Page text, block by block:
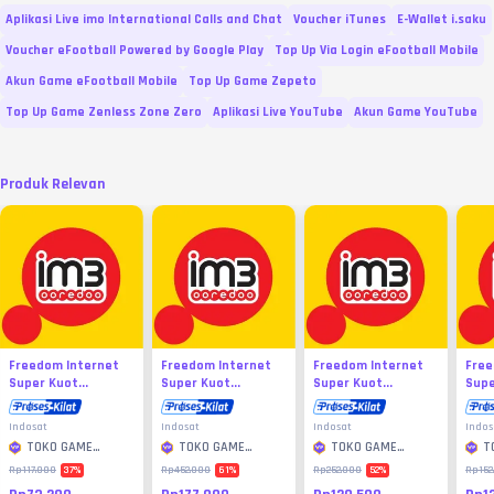
Aplikasi Live imo International Calls and Chat Voucher iTunes
E-Wallet i.saku
Voucher eFootball Powered by Google Play
Top Up Via Login eFootball Mobile
Akun Game eFootball Mobile
Top Up Game Zepeto
Top Up Game Zenless Zone Zero
Aplikasi Live YouTube Akun Game YouTube
Produk Relevan
Freedom Internet
Super Kuot...
Indosat
TOKO GAME
MURAH
Rp117.000 37%
Freedom Internet
Super Kuot...
Indosat
TOKO GAME
MURAH
Rp452.000 61%
Freedom Internet
Super Kuot...
Indosat
TOKO GAME
MURAH
Rp252.000 52%